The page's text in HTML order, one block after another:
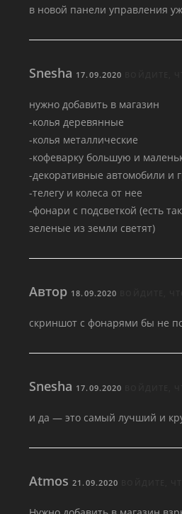
в новой панели управления
Snesha 17.09.2020
нужно добавить в магазин
-колья деревянные
-колья металлические
-кофеварку большую и
-декоративные автомобили и
-телегу и колеса от нее
-фонари с подсветкой (есть
зеленые из земли светят)
Автор 18.09.2020
скриншот с фонарями бы не
Snesha 17.09.2020
и да — это самый лучший и
Atmos 21.09.2020